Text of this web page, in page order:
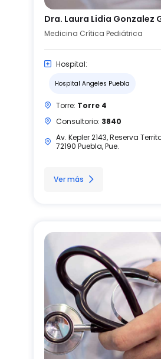
Dra. Laura Lidia Gonzalez
Medicina Crítica Pediátrica
Hospital:
Hospital Angeles Puebla
Torre: Torre 4
Consultorio: 3840
Av. Kepler 2143, Reserva
72190 Puebla, Pue.
Ver más